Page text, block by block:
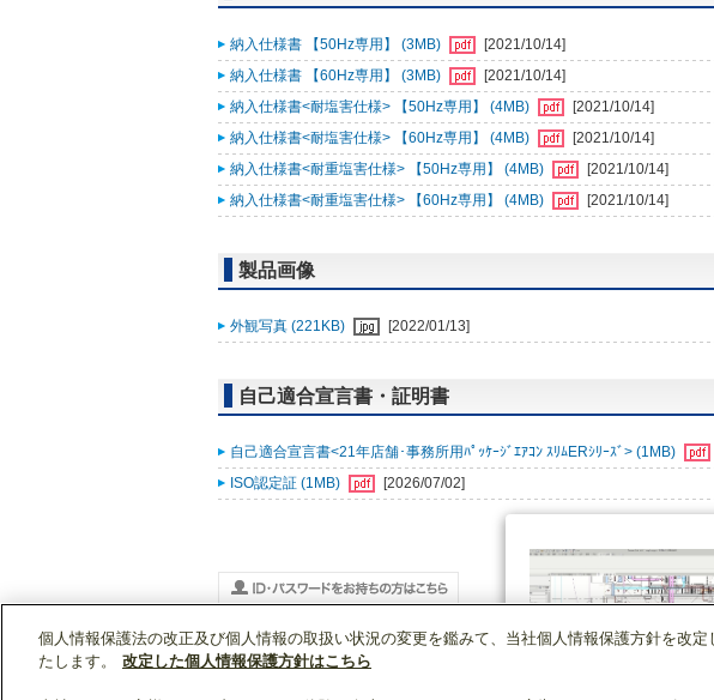
納入仕様書 【50Hz専用】 (3MB)
[2021/10/14]
納入仕様書 【60Hz専用】 (3MB)
[2021/10/14]
納入仕様書<耐塩害仕様> 【50Hz専用】 (4MB)
[2021/10/14]
納入仕様書<耐塩害仕様> 【60Hz専用】 (4MB)
[2021/10/14]
納入仕様書<耐重塩害仕様> 【50Hz専用】 (4MB)
[2021/10/14]
納入仕様書<耐重塩害仕様> 【60Hz専用】 (4MB)
[2021/10/14]
製品画像
外観写真 (221KB) [2022/01/13]
自己適合宣言書・証明書
自己適合宣言書<21年店舗･事務所用ﾊﾟｯｹｰｼﾞｴｱｺﾝ ｽﾘﾑERｼﾘｰｽﾞ> (1MB)
ISO認定証 (1MB)
[2026/07/02]
WIN2Kトップ 製品情報 [業務用]空調・換気 店舗・事務所用パッケー
PLZ-ERMP56SEEZ
個人情報保護法の改正及び個人情報の取扱い状況の変更を鑑みて、当社個人情報保護方針を改
たします。
改定した個人情報保護方針はこちら